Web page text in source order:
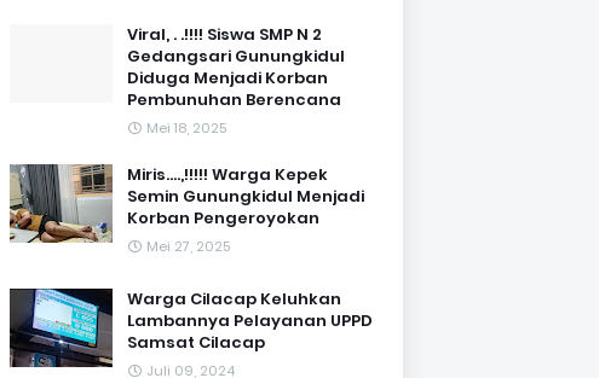
Viral, . .!!!! Siswa SMP N 2
Gedangsari Gunungkidul
Diduga Menjadi Korban
Pembunuhan Berencana
Mei 18, 2025
Miris....,!!!!! Warga Kepek
Semin Gunungkidul Menjadi
Korban Pengeroyokan
Mei 27, 2025
Warga Cilacap Keluhkan
Lambannya Pelayanan UPPD
Samsat Cilacap
Juli 09, 2024